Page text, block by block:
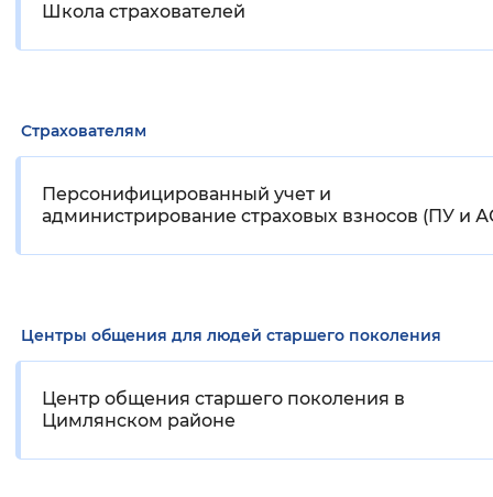
Школа страхователей
Страхователям
Персонифицированный учет и
администрирование страховых взносов (ПУ и
Центры общения для людей старшего поколения
Центр общения старшего поколения в
Цимлянском районе